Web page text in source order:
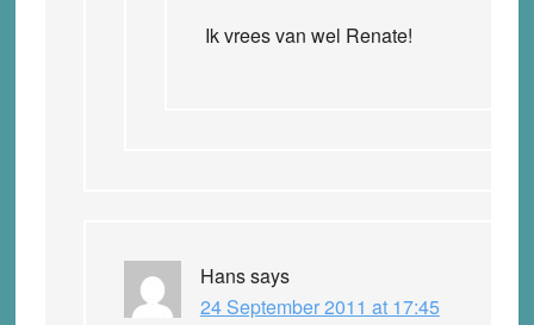
Ik vrees van wel Renate!
Hanssays
24 September 2011 at 17:45